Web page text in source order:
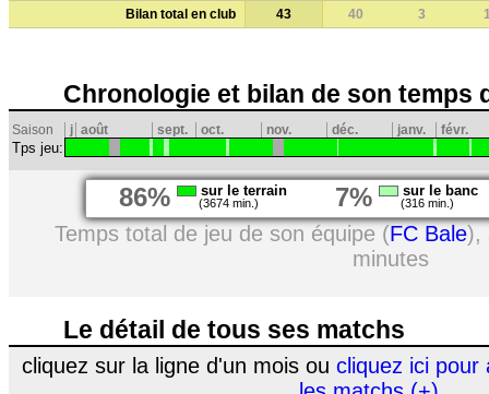
Bilan total en club
43 40 3
Chronologie et bilan de son temps
Saison j août sept. oct. nov. déc. janv. févr.
Tps jeu:
86% sur le terrain
(3674 min.) 7% sur le banc
(316 min.)
Temps total de jeu de son équipe (FC Bale),
minutes
Le détail de tous ses matchs
cliquez sur la ligne d'un mois ou cliquez ici pour